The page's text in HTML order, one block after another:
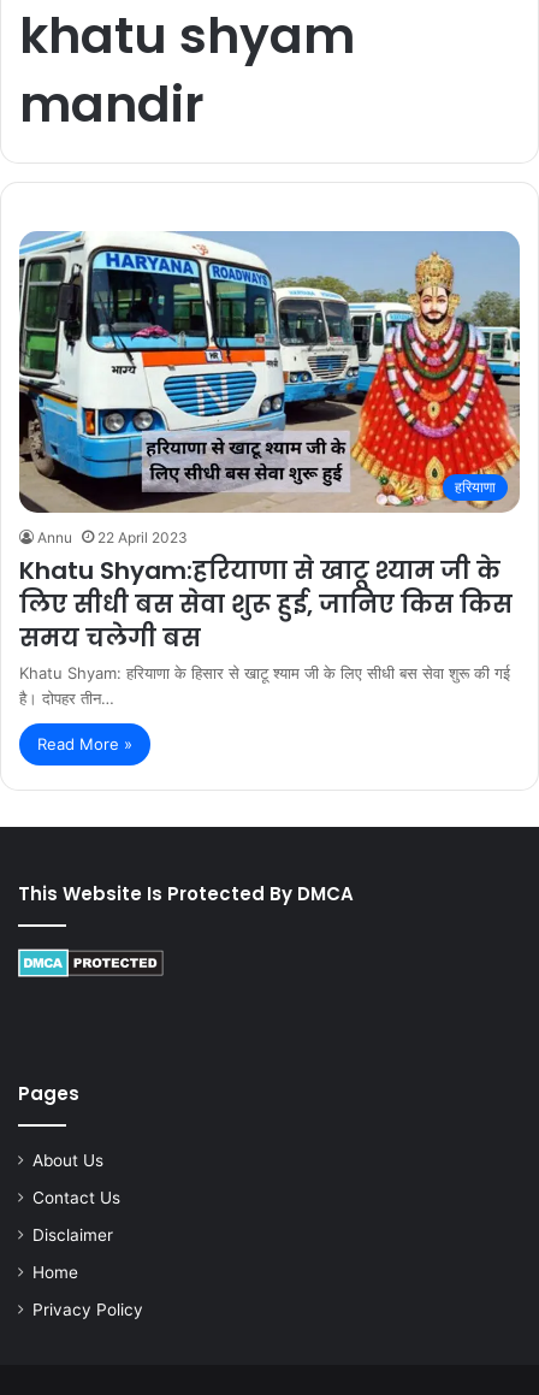
khatu shyam
mandir
हरियाणा
Annu 22 April 2023
Khatu Shyam:हरियाणा से खाटू श्याम जी के
लिए सीधी बस सेवा शुरू हुई, जानिए किस किस
समय चलेगी बस
Khatu Shyam: हरियाणा के हिसार से खाटू श्याम जी के लिए सीधी बस सेवा शुरू की गई
है। दोपहर तीन…
Read More »
This Website Is Protected By DMCA
Pages
About Us
Contact Us
Disclaimer
Home
Privacy Policy